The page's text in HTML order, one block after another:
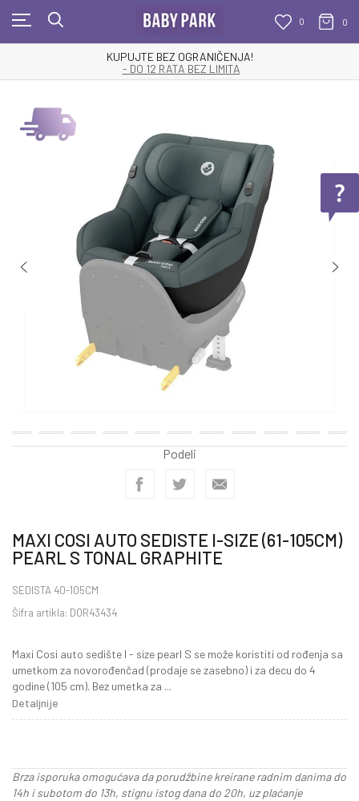
0 0
KUPUJTE BEZ OGRANIČENJA!
- DO 12 RATA BEZ LIMITA
Podeli
MAXI COSI AUTO SEDISTE I-SIZE (61-105CM)
PEARL S TONAL GRAPHITE
SEDISTA 40-105CM
Šifra artikla: DOR43434
Maxi Cosi auto sedište I - size pearl S se može koristiti od rođenja sa
umetkom za novorođenčad (prodaje se zasebno) i za decu do 4
godine (105 cm). Bez umetka za ...
Detaljnije
Brza isporuka omogućava da porudžbine kreirane radnim danima do
14h i subotom do 13h, stignu istog dana do 20h, uz plaćanje